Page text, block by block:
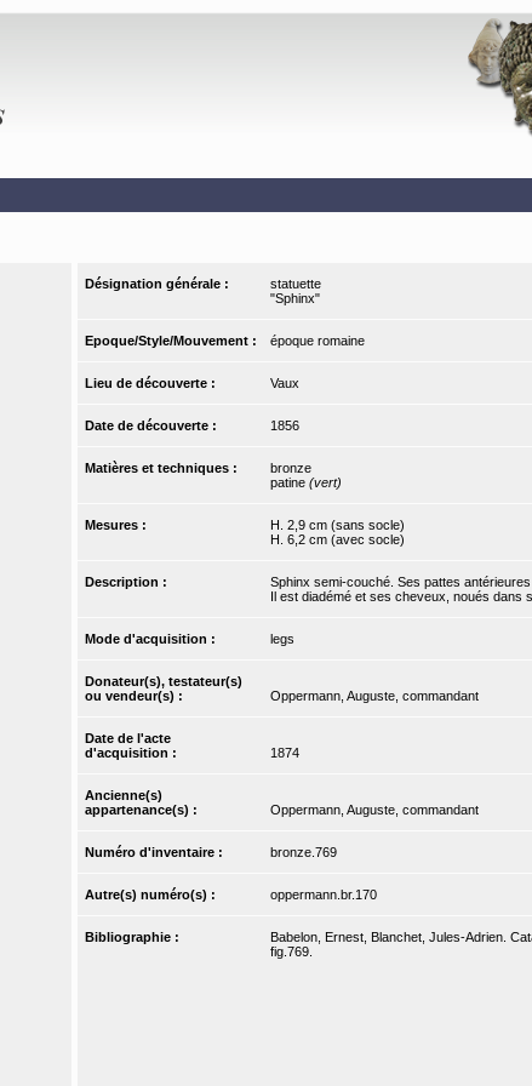
Désignation générale :
statuette
"Sphinx"
Epoque/Style/Mouvement : époque romaine
Lieu de découverte : Vaux
Date de découverte : 1856
Matières et techniques :
bronze
patine (vert)
Mesures :
H. 2,9 cm (sans socle)
H. 6,2 cm (avec socle)
Description :
Sphinx semi-couché. Ses pattes
Il est diadémé et ses cheveux, noués dans
Mode d'acquisition : legs
Donateur(s), testateur(s)
ou vendeur(s) :
Oppermann, Auguste, commandant
Date de l'acte
d'acquisition :
1874
Ancienne(s)
appartenance(s) :
Oppermann, Auguste, commandant
Numéro d'inventaire : bronze.769
Autre(s) numéro(s) : oppermann.br.170
Bibliographie :
Babelon, Ernest, Blanchet, Jules-Adrien.
fig.769.